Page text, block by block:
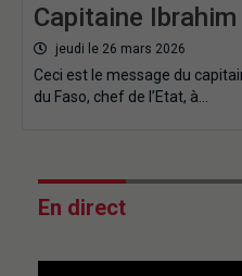
Capitaine Ibrahim
jeudi le 26 mars 2026
Ceci est le message du
du Faso, chef de l’Etat, à…
En direct